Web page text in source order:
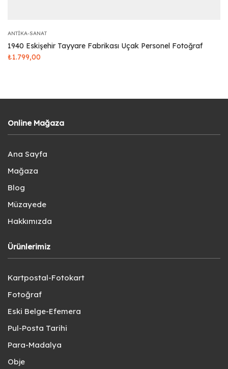
ANTIKA-SANAT
1940 Eskişehir Tayyare Fabrikası Uçak Personel Fotoğraf
₺1.799,00
Online Mağaza
Ana Sayfa
Mağaza
Blog
Müzayede
Hakkımızda
Ürünlerimiz
Kartpostal-Fotokart
Fotoğraf
Eski Belge-Efemera
Pul-Posta Tarihi
Para-Madalya
Obje